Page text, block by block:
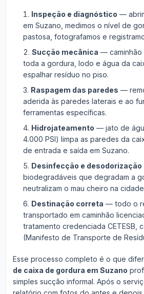
Inspeção e diagnóstico —
em Suzano, medimos o nível de
pastosa, fotografamos e
Sucção mecânica — caminhão
toda a gordura, lodo e água da
espalhar resíduo no piso.
Raspagem das paredes —
aderida às paredes laterais e ao
ferramentas específicas.
Hidrojateamento — jato de
4.000 PSI) limpa as paredes da
de entrada e saída em Suzano.
Desinfecção e desodorização
biodegradáveis que degradam a
neutralizam o mau cheiro na
Destinação correta — todo o
transportado em caminhão
tratamento credenciada CETESB,
(Manifesto de Transporte de
Esse processo completo é o que
de caixa de gordura em Suzano
simples sucção informal. Após o